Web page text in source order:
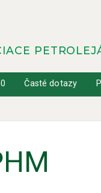
Časté dotazy